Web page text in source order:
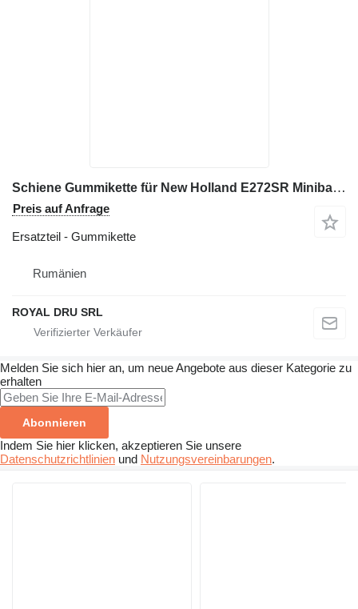
Schiene Gummikette für New Holland E272SR Minibagger
Preis auf Anfrage
Ersatzteil - Gummikette
Rumänien
ROYAL DRU SRL
Melden Sie sich hier an, um neue Angebote aus dieser Kategorie zu
erhalten
Abonnieren
Indem Sie hier klicken, akzeptieren Sie unsere
Datenschutzrichtlinien und Nutzungsvereinbarungen.